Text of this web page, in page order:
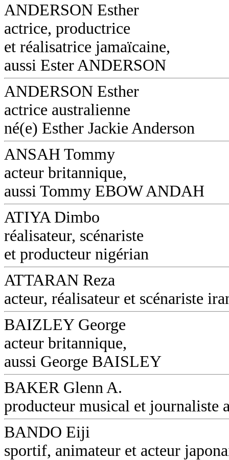
ANDERSON Esther
actrice, productrice
et réalisatrice jamaïcaine,
aussi Ester ANDERSON
ANDERSON Esther
actrice australienne
né(e) Esther Jackie Anderson
ANSAH Tommy
acteur britannique,
aussi Tommy EBOW ANDAH
ATIYA Dimbo
réalisateur, scénariste
et producteur nigérian
ATTARAN Reza
acteur, réalisateur et scénariste
BAIZLEY George
acteur britannique,
aussi George BAISLEY
BAKER Glenn A.
producteur musical et journaliste
BANDO Eiji
sportif, animateur et acteur